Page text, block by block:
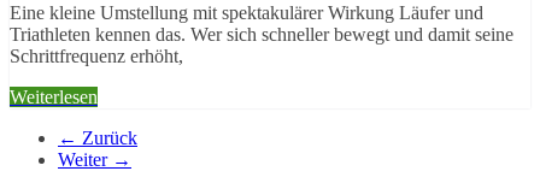
Eine kleine Umstellung mit spektakulärer Wirkung Läufer und
Triathleten kennen das. Wer sich schneller bewegt und damit seine
Schrittfrequenz erhöht,
Weiterlesen
← Zurück
Weiter →